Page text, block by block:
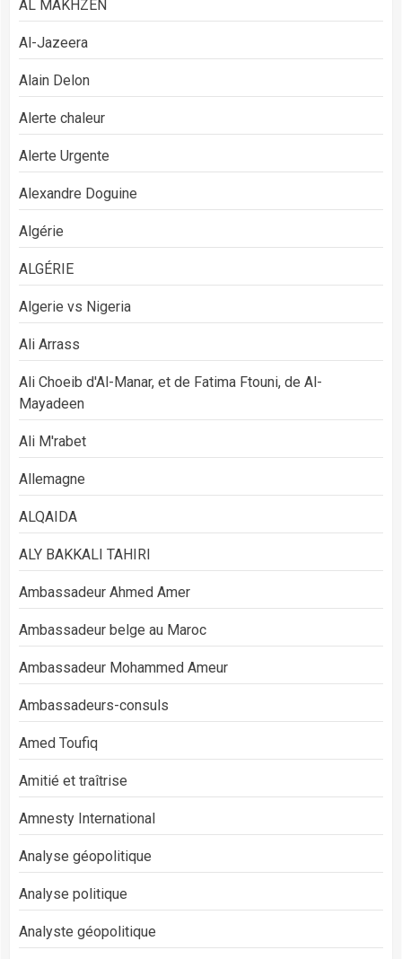
AL MAKHZEN
Al-Jazeera
Alain Delon
Alerte chaleur
Alerte Urgente
Alexandre Doguine
Algérie
ALGÉRIE
Algerie vs Nigeria
Ali Arrass
Ali Choeib d'Al-Manar, et de Fatima Ftouni, de Al-
Mayadeen
Ali M'rabet
Allemagne
ALQAIDA
ALY BAKKALI TAHIRI
Ambassadeur Ahmed Amer
Ambassadeur belge au Maroc
Ambassadeur Mohammed Ameur
Ambassadeurs-consuls
Amed Toufiq
Amitié et traîtrise
Amnesty International
Analyse géopolitique
Analyse politique
Analyste géopolitique